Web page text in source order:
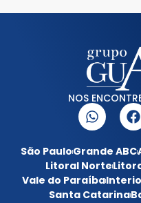
NOS
São PauloGrande ABC
Litoral Norte
Vale do Paraíba
Santa Catarina